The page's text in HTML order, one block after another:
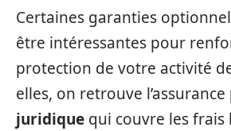
Certaines garanties
être intéressantes pour
protection de votre activité
elles, on retrouve l’assurance
juridique qui couvre les frais